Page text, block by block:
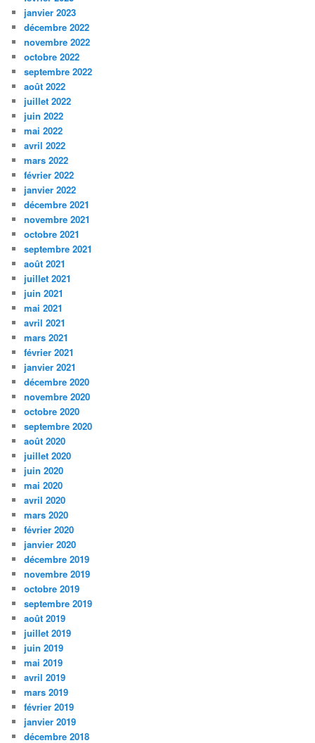
janvier 2023
décembre 2022
novembre 2022
octobre 2022
septembre 2022
août 2022
juillet 2022
juin 2022
mai 2022
avril 2022
mars 2022
février 2022
janvier 2022
décembre 2021
novembre 2021
octobre 2021
septembre 2021
août 2021
juillet 2021
juin 2021
mai 2021
avril 2021
mars 2021
février 2021
janvier 2021
décembre 2020
novembre 2020
octobre 2020
septembre 2020
août 2020
juillet 2020
juin 2020
mai 2020
avril 2020
mars 2020
février 2020
janvier 2020
décembre 2019
novembre 2019
octobre 2019
septembre 2019
août 2019
juillet 2019
juin 2019
mai 2019
avril 2019
mars 2019
février 2019
janvier 2019
décembre 2018